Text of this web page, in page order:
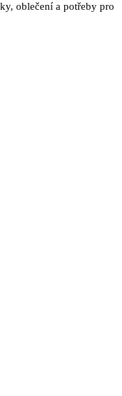
oblečení a potřeby pro